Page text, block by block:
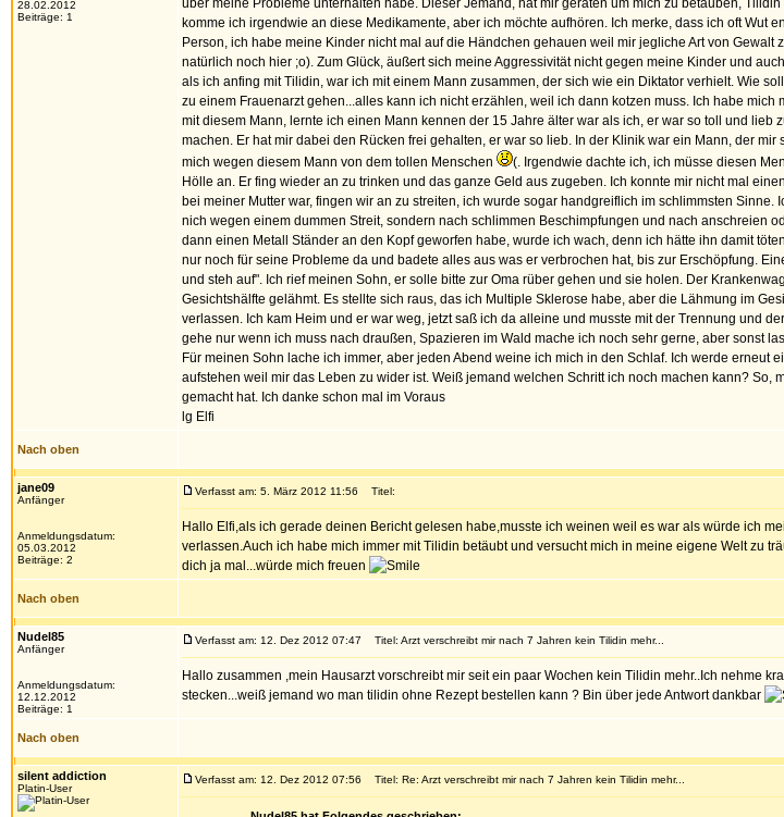
28.02.2012
Beiträge: 1
über meine Probleme unterhalten habe. Dieser Jemand, hat mir geraten um mich zu betäuben,
komme ich irgendwie an diese Medikamente, aber ich möchte aufhören. Ich merke, dass ich oft
Person, ich habe meine Kinder nicht mal auf die Händchen gehauen weil mir jegliche Art von
natürlich noch hier ;o). Zum Glück, äußert sich meine Aggressivität nicht gegen meine Kinder und
als ich anfing mit Tilidin, war ich mit einem Mann zusammen, der sich wie ein Diktator verhielt. Wie
zu einem Frauenarzt gehen...alles kann ich nicht erzählen, weil ich dann kotzen muss. Ich habe
mit diesem Mann, lernte ich einen Mann kennen der 15 Jahre älter war als ich, er war so toll und
machen. Er hat mir dabei den Rücken frei gehalten, er war so lieb. In der Klinik war ein Mann, der
mich wegen diesem Mann von dem tollen Menschen
(. Irgendwie dachte ich, ich müsse diesen
Hölle an. Er fing wieder an zu trinken und das ganze Geld aus zugeben. Ich konnte mir nicht mal
bei meiner Mutter war, fingen wir an zu streiten, ich wurde sogar handgreiflich im schlimmsten
nich wegen einem dummen Streit, sondern nach schlimmen Beschimpfungen und nach anschreien
dann einen Metall Ständer an den Kopf geworfen habe, wurde ich wach, denn ich hätte ihn damit
nur noch für seine Probleme da und badete alles aus was er verbrochen hat, bis zur Erschöpfung.
und steh auf". Ich rief meinen Sohn, er solle bitte zur Oma rüber gehen und sie holen. Der
Gesichtshälfte gelähmt. Es stellte sich raus, das ich Multiple Sklerose habe, aber die Lähmung im
verlassen. Ich kam Heim und er war weg, jetzt saß ich da alleine und musste mit der Trennung und
gehe nur wenn ich muss nach draußen, Spazieren im Wald mache ich noch sehr gerne, aber sonst
Für meinen Sohn lache ich immer, aber jeden Abend weine ich mich in den Schlaf. Ich werde
aufstehen weil mir das Leben zu wider ist. Weiß jemand welchen Schritt ich noch machen kann?
gemacht hat. Ich danke schon mal im Voraus
lg Elfi
Nach oben
jane09
Anfänger
Anmeldungsdatum:
05.03.2012
Beiträge: 2
Verfasst am: 5. März 2012 11:56 Titel:
Hallo Elfi,als ich gerade deinen Bericht gelesen habe,musste ich weinen weil es war als würde ich
verlassen.Auch ich habe mich immer mit Tilidin betäubt und versucht mich in meine eigene Welt zu
dich ja mal...würde mich freuen
Nach oben
Nudel85
Anfänger
Anmeldungsdatum:
12.12.2012
Beiträge: 1
Verfasst am: 12. Dez 2012 07:47 Titel: Arzt verschreibt mir nach 7 Jahren kein Tilidin mehr...
Hallo zusammen ,mein Hausarzt vorschreibt mir seit ein paar Wochen kein Tilidin mehr..Ich nehme
stecken...weiß jemand wo man tilidin ohne Rezept bestellen kann ? Bin über jede Antwort dankbar
Nach oben
silent addiction
Platin-User
Verfasst am: 12. Dez 2012 07:56 Titel: Re: Arzt verschreibt mir nach 7 Jahren kein Tilidin mehr...